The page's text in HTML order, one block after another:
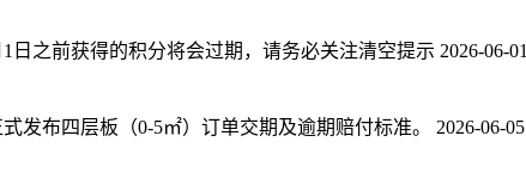
日之前获得的积分将会过期，请务必关注清空提示 2026-06-01
发布四层板（0-5㎡）订单交期及逾期赔付标准。
2026-06-05